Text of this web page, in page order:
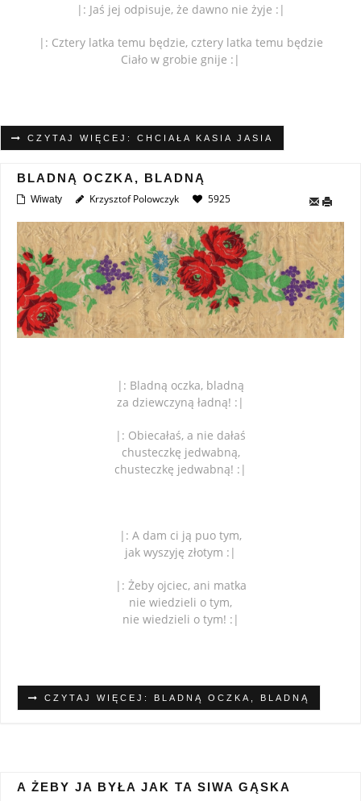
|: Jaś jej odpisuje, że dawno nie żyje :|
|: Cztery latka temu będzie, cztery latka temu będzie
Ciało w grobie gnije :|
CZYTAJ WIĘCEJ: CHCIAŁA KASIA JASIA
BLADNĄ OCZKA, BLADNĄ
Wiwaty Krzysztof Polowczyk 5925
|: Bladną oczka, bladną
za dziewczyną ładną! :|
|: Obiecałaś, a nie dałaś
chusteczkę jedwabną,
chusteczkę jedwabną! :|
|: A dam ci ją puo tym,
jak wyszyję złotym :|
|: Żeby ojciec, ani matka
nie wiedzieli o tym,
nie wiedzieli o tym! :|
CZYTAJ WIĘCEJ: BLADNĄ OCZKA, BLADNĄ
A ŻEBY JA BYŁA JAK TA SIWA GĄSKA